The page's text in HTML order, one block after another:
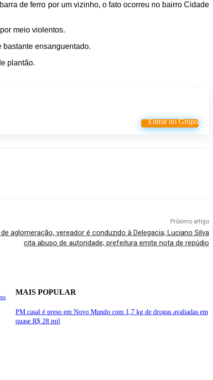
de ferro por um vizinho, o fato ocorreu no bairro Cidade
meio violentos.
bastante ensanguentado.
plantão.
Entrar no Grupo
Próximo artigo
aglomeração, vereador é conduzido à Delegacia; Luciano Silva
cita abuso de autoridade; prefeitura emite nota de repúdio
MAIS POPULAR
PM casal é preso em Novo Mundo com 1,7 kg de drogas avaliadas em
quase R$ 28 mil